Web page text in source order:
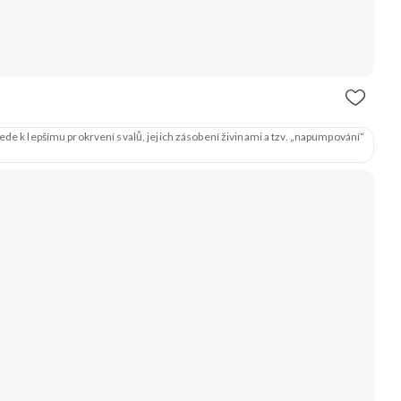
k lepšímu prokrvení svalů, jejich zásobení živinami a tzv. „napumpování“